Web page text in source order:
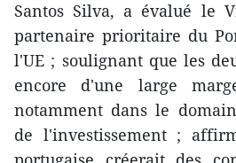
Santos Silva, a évalué le
partenaire prioritaire du
l'UE ; soulignant que les
encore d'une large
notamment dans le
de l'investissement ;